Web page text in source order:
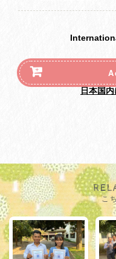
日本国
こ